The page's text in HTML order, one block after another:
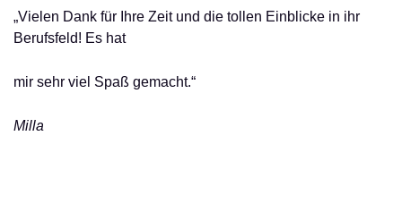
„Vielen Dank für Ihre Zeit und die tollen Einblicke in ihr
Berufsfeld! Es hat
mir sehr viel Spaß gemacht.“
Milla